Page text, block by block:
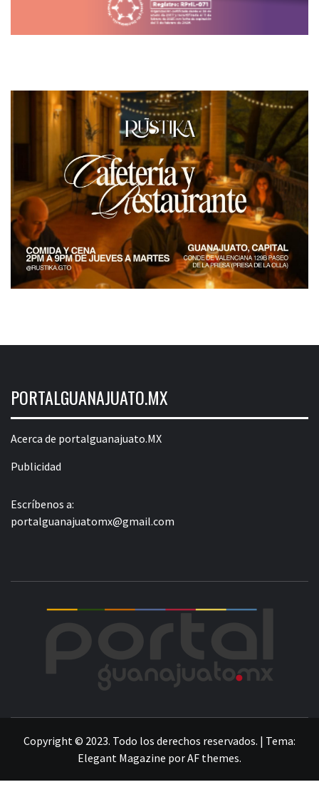
PORTALGUANAJUATO.MX
Acerca de portalguanajuato.MX
Publicidad
Escríbenos a:
portalguanajuatomx@gmail.com
Copyright © 2023. Todo los derechos reservados. | Tema:
Elegant Magazine porAF themes.